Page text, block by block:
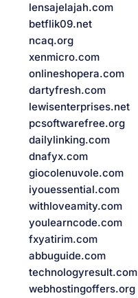
lensajelajah.com
betflik09.net
ncaq.org
xenmicro.com
onlineshopera.com
dartyfresh.com
lewisenterprises.net
pcsoftwarefree.org
dailylinking.com
dnafyx.com
giocolenuvole.com
iyouessential.com
withloveamity.com
youlearncode.com
fxyatirim.com
abbuguide.com
technologyresult.com
webhostingoffers.org